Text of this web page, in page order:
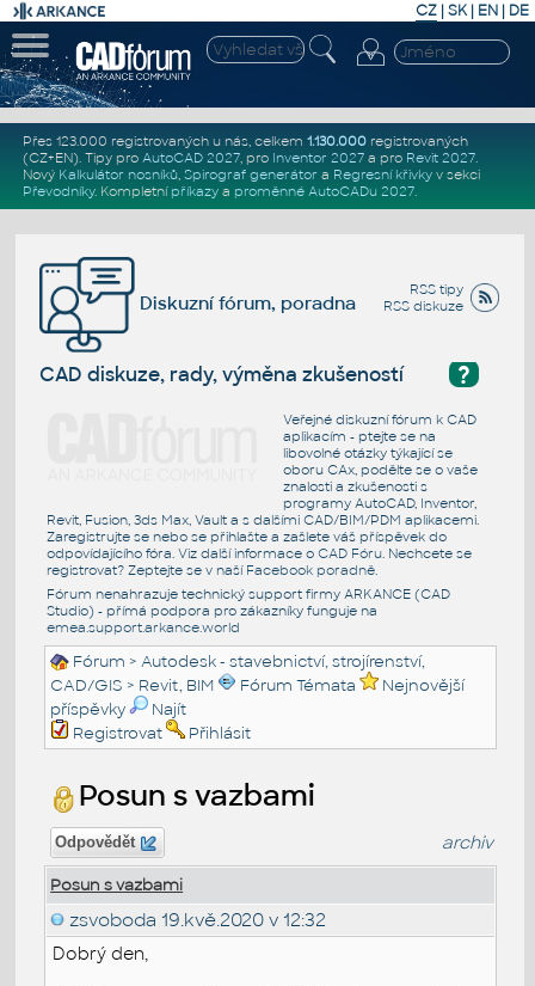
CZ | SK| EN | DE
Přes 123.000 registrovaných u nás, celkem 1.130.000registrovaných
(CZ+EN). Tipy pro AutoCAD 2027, pro Inventor 2027a pro Revit 2027.
Nový Kalkulátor nosníků, Spirograf generátor a Regresní křivkyv sekci
Převodníky. Kompletní příkazya proměnné AutoCADu 2027.
RSS tipy
RSS diskuze
Diskuzní fórum, poradna
?
CAD diskuze, rady, výměna zkušeností
Veřejné diskuzní fórum k CAD
aplikacím - ptejte se na
libovolné otázky týkající se
oboru CAx, podělte se o vaše
znalosti a zkušenosti s
programy AutoCAD, Inventor,
Revit, Fusion, 3ds Max, Vault a s dalšími CAD/BIM/PDM aplikacemi.
Zaregistrujte se nebo se přihlašte a zašlete váš příspěvek do
odpovídajícího fóra. Viz další informace o CAD Fóru. Nechcete se
registrovat? Zeptejte se v naší Facebook poradně.
Fórum nenahrazuje technický support firmy ARKANCE (CAD
Studio) - přímá podpora pro zákazníky funguje na
emea.support.arkance.world
Fórum >Autodesk - stavebnictví, strojírenství,
CAD/GIS > Revit, BIM Fórum Témata
Nejnovější
příspěvky
Najít
Registrovat
Přihlásit
Posun s vazbami
Odpovědět archiv
Posun s vazbami
zsvoboda 19.kvě.2020 v 12:32
Dobrý den,